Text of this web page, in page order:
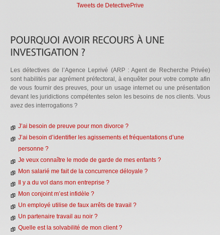
Tweets de DetectivePrive
Les détectives de l’Agence Leprivé (ARP : Agent de Recherche Privée)
sont habilités par agrément préfectoral, à enquêter pour votre compte afin
de vous fournir des preuves, pour un usage internet ou une présentation
devant les juridictions compétentes selon les besoins de nos clients. Vous
avez des interrogations ?
J’ai besoin de preuve pour mon divorce ?
J’ai besoin d’identifier les agissements et fréquentations d’une
personne ?
Je veux connaître le mode de garde de mes enfants ?
Mon salarié me fait de la concurrence déloyale ?
Il y a du vol dans mon entreprise ?
Mon conjoint m’est infidèle ?
Un employé utilise de faux arrêts de travail ?
Un partenaire travail au noir ?
Quelle est la solvabilité de mon client ?